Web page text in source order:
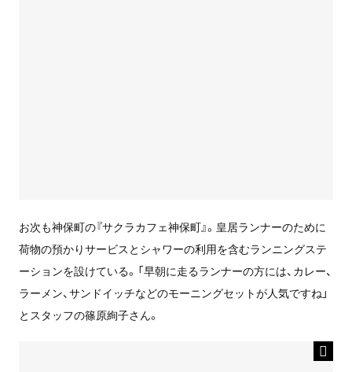
お次も神保町の『サクラカフェ神保町』。皇居ランナーのために
荷物の預かりサービスとシャワーの利用を含むランニングステ
ーションを設けている。「早朝に走るランナーの方には、カレー、
ラーメン、サンドイッチなどのモーニングセットが人気ですね」
とスタッフの篠原絢子さん。